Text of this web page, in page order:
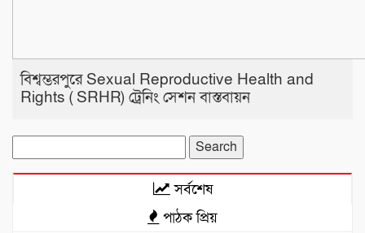
বিশ্বম্ভরপুরে Sexual Reproductive Health and
Rights ( SRHR) ট্রেনিং সেশন বাস্তবায়ন
for:
সর্বশেষ
পাঠক প্রিয়